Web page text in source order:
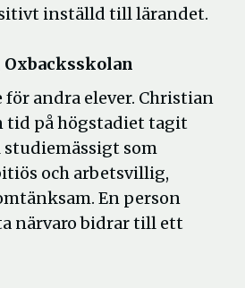
inställd till lärandet.
andra elever. Christian
tid på högstadiet tagit
studiemässigt som
och arbetsvillig,
En person
närvaro bidrar till ett